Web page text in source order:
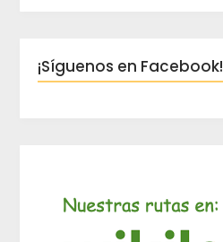
¡Síguenos en Facebook!